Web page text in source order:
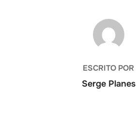
AUTOR DE LA
ESCRITO POR
Serge Planes